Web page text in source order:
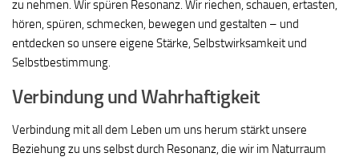
zu nehmen. Wir spüren Resonanz. Wir riechen, schauen, ertasten,
hören, spüren, schmecken, bewegen und gestalten – und
entdecken so unsere eigene Stärke, Selbstwirksamkeit und
Selbstbestimmung.
Verbindung und Wahrhaftigkeit
Verbindung mit all dem Leben um uns herum stärkt unsere
Beziehung zu uns selbst durch Resonanz, die wir im Naturraum